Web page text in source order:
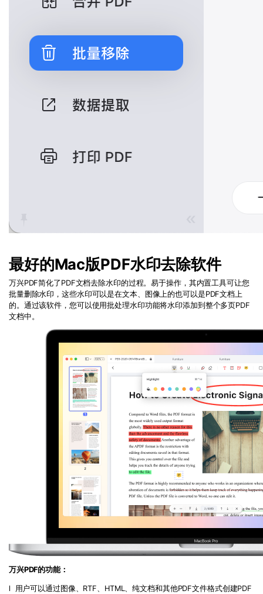
最好的Mac版PDF水印去除软件
万兴PDF简化了 PDF文档去除水印的过程。易于操作，其内置工具可让您
批量删除水印，这些水印可以是在文本、图像上的也可以是PDF文档上
的。通过该软件，您可以使用批处理水印功能将水印添加到整个多页PDF
文档中。
万兴PDF的功能：
l 用户可以通过图像、 RTF、 HTML、纯文档和其他PDF文件格式创建PDF